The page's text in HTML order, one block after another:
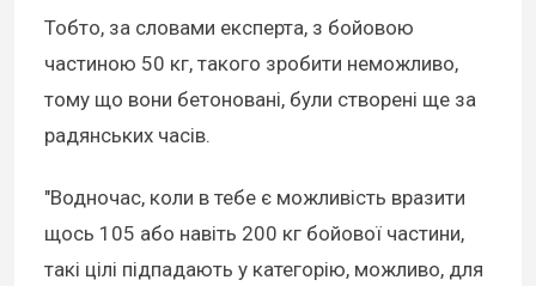
Тобто, за словами експерта, з бойовою
частиною 50 кг, такого зробити неможливо,
тому що вони бетоновані, були створені ще за
радянських часів.
"Водночас, коли в тебе є можливість вразити
щось 105 або навіть 200 кг бойової частини,
такі цілі підпадають у категорію, можливо, для